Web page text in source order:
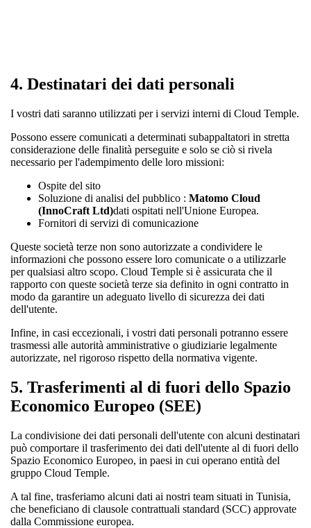
4. Destinatari dei dati personali
I vostri dati saranno utilizzati per i servizi interni di Cloud Temple.
Possono essere comunicati a determinati subappaltatori in stretta
considerazione delle finalità perseguite e solo se ciò si rivela
necessario per l'adempimento delle loro missioni:
Ospite del sito
Soluzione di analisi del pubblico : Matomo Cloud
(InnoCraft Ltd)dati ospitati nell'Unione Europea.
Fornitori di servizi di comunicazione
Queste società terze non sono autorizzate a condividere le
informazioni che possono essere loro comunicate o a utilizzarle
per qualsiasi altro scopo. Cloud Temple si è assicurata che il
rapporto con queste società terze sia definito in ogni contratto in
modo da garantire un adeguato livello di sicurezza dei dati
dell'utente.
Infine, in casi eccezionali, i vostri dati personali potranno essere
trasmessi alle autorità amministrative o giudiziarie legalmente
autorizzate, nel rigoroso rispetto della normativa vigente.
5. Trasferimenti al di fuori dello Spazio
Economico Europeo (SEE)
La condivisione dei dati personali dell'utente con alcuni destinatari
può comportare il trasferimento dei dati dell'utente al di fuori dello
Spazio Economico Europeo, in paesi in cui operano entità del
gruppo Cloud Temple.
A tal fine, trasferiamo alcuni dati ai nostri team situati in Tunisia,
che beneficiano di clausole contrattuali standard (SCC) approvate
dalla Commissione europea.